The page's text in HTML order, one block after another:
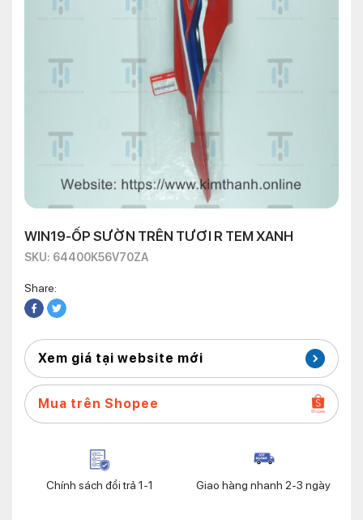
WIN19-ỐP SƯỜN TRÊN TƯƠI R TEM XANH
SKU: 64400K56V70ZA
Share:
Xem giá tại website mới
Mua trên Shopee
Chính sách đổi trả 1-1 Giao hàng nhanh 2-3 ngày